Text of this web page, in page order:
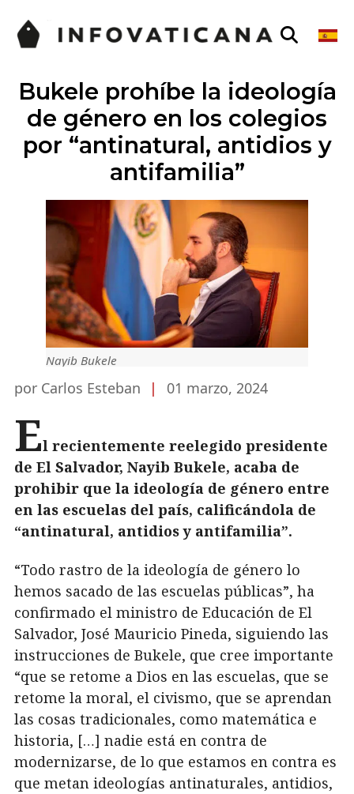
Bukele prohíbe la ideología
de género en los colegios
por “antinatural, antidios y
antifamilia”
Nayib Bukele
por Carlos Esteban | 01 marzo, 2024
El recientemente reelegido presidente
de El Salvador, Nayib Bukele, acaba de
prohibir que la ideología de género entre
en las escuelas del país, calificándola de
“antinatural, antidios y antifamilia”.
“Todo rastro de la ideología de género lo
hemos sacado de las escuelas públicas”, ha
confirmado el ministro de Educación de El
Salvador, José Mauricio Pineda, siguiendo las
instrucciones de Bukele, que cree importante
“que se retome a Dios en las escuelas, que se
retome la moral, el civismo, que se aprendan
las cosas tradicionales, como matemática e
historia, […] nadie está en contra de
modernizarse, de lo que estamos en contra es
que metan ideologías antinaturales, antidios,